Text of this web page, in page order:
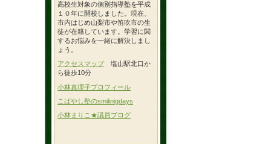
高校生対象の個別指導塾を平成
１０年に開校しました。現在、
市内はじめ山梨市や笛吹市の生
徒が在籍しています。学習に関
するお悩みを一緒に解決しまし
ょう。
アクセスマップ 塩山駅北口か
ら徒歩10分
小林真理子プロフィール
こばやし塾のsmilinigdays
小林まりこ★議員ブログ